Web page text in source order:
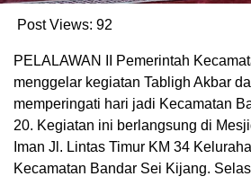
Post Views: 92
PELALAWAN II Pemerintah
menggelar kegiatan Tabligh Akbar
memperingati hari jadi Kecamatan
20. Kegiatan ini berlangsung di
Iman Jl. Lintas Timur KM 34
Kecamatan Bandar Sei Kijang.